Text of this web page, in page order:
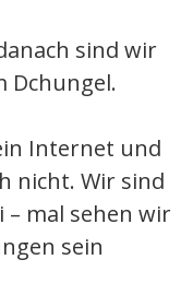
sind wir
Dchungel.
Internet und
nicht. Wir sind
– mal sehen wir
sein